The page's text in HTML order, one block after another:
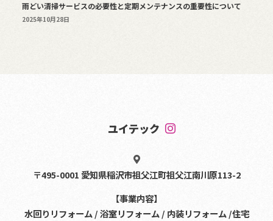
雨どい清掃サービスの必要性と定期メンテナンスの重要性について
2025年10月28日
ユイテック
〒495-0001 愛知県稲沢市祖父江町祖父江南川原113-2
【事業内容】
水回りリフォーム / 浴室リフォーム / 内装リフォーム /住宅